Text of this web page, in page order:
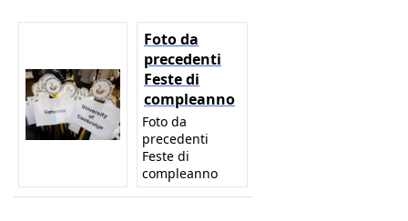
Foto da
precedenti
Feste di
compleanno
Foto da
precedenti
Feste di
compleanno